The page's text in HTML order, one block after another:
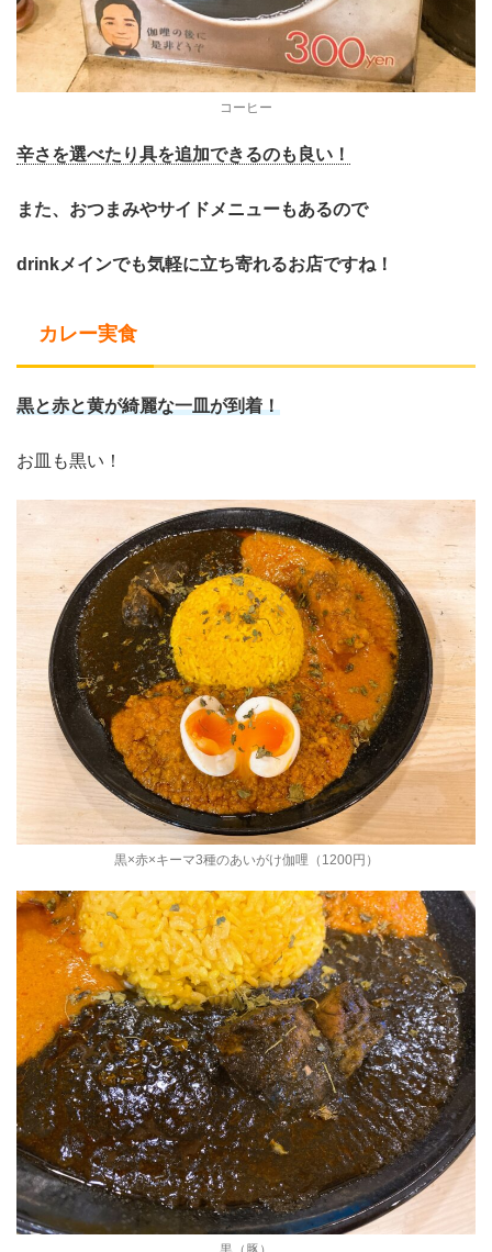
コーヒー
辛さを選べたり具を追加できるのも良い！
また、おつまみやサイドメニューもあるので
drinkメインでも気軽に立ち寄れるお店ですね！
カレー実食
黒と赤と黄が綺麗な一皿が到着！
お皿も黒い！
黒×赤×キーマ3種のあいがけ伽哩（1200円）